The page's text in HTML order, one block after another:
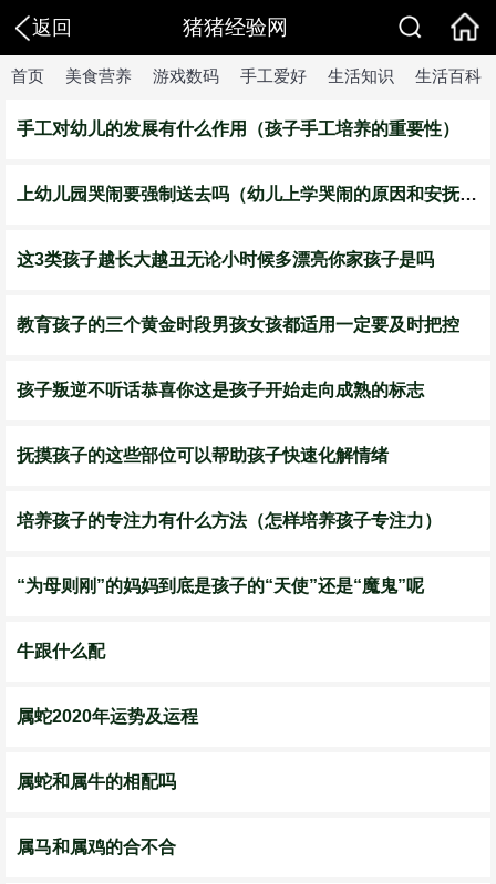
返回 猪猪经验网
首页 美食营养 游戏数码 手工爱好 生活知识 生活百科
手工对幼儿的发展有什么作用（孩子手工培养的重要性）
​上幼儿园哭闹要强制送去吗（幼儿上学哭闹的原因和安抚的方法）
这3类孩子越长大越丑无论小时候多漂亮你家孩子是吗
教育孩子的三个黄金时段男孩女孩都适用一定要及时把控
孩子叛逆不听话恭喜你这是孩子开始走向成熟的标志
抚摸孩子的这些部位可以帮助孩子快速化解情绪
培养孩子的专注力有什么方法（怎样培养孩子专注力）
“为母则刚”的妈妈到底是孩子的“天使”还是“魔鬼”呢
牛跟什么配
属蛇2020年运势及运程
属蛇和属牛的相配吗
属马和属鸡的合不合